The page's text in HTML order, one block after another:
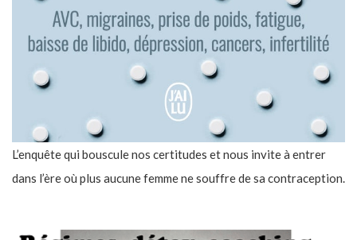
L’enquête qui bouscule nos certitudes et nous invite à entrer
dans l’ère où plus aucune femme ne souffre de sa contraception.